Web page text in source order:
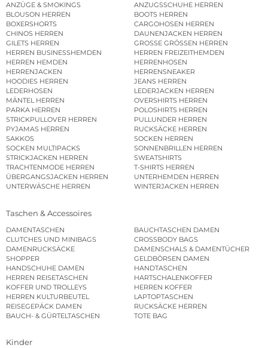
ANZÜGE & SMOKINGS
ANZUGSSCHUHE HERREN
BLOUSON HERREN
BOOTS HERREN
BOXERSHORTS
CARGOHOSEN HERREN
CHINOS HERREN
DAUNENJACKEN HERREN
GILETS HERREN
GROSSE GRÖSSEN HERREN
HERREN BUSINESSHEMDEN
HERREN FREIZEITHEMDEN
HERREN HEMDEN
HERRENHOSEN
HERRENJACKEN
HERRENSNEAKER
HOODIES HERREN
JEANS HERREN
LEDERHOSEN
LEDERJACKEN HERREN
MÄNTEL HERREN
OVERSHIRTS HERREN
PARKA HERREN
POLOSHIRTS HERREN
STRICKPULLOVER HERREN
PULLUNDER HERREN
PYJAMAS HERREN
RUCKSÄCKE HERREN
SAKKOS
SOCKEN HERREN
SOCKEN MULTIPACKS
SONNENBRILLEN HERREN
STRICKJACKEN HERREN
SWEATSHIRTS
TRACHTENMODE HERREN
T-SHIRTS HERREN
ÜBERGANGSJACKEN HERREN
UNTERHEMDEN HERREN
UNTERWÄSCHE HERREN
WINTERJACKEN HERREN
Taschen & Accessoires
DAMENTASCHEN
BAUCHTASCHEN DAMEN
CLUTCHES UND MINIBAGS
CROSSBODY BAGS
DAMENRUCKSÄCKE
DAMENSCHALS & DAMENTÜCHER
SHOPPER
GELDBÖRSEN DAMEN
HANDSCHUHE DAMEN
HANDTASCHEN
HERREN REISETASCHEN
HARTSCHALENKOFFER
KOFFER UND TROLLEYS
HERREN KOFFER
HERREN KULTURBEUTEL
LAPTOPTASCHEN
REISEGEPÄCK DAMEN
RUCKSÄCKE HERREN
BAUCH- & GÜRTELTASCHEN
TOTE BAG
Kinder